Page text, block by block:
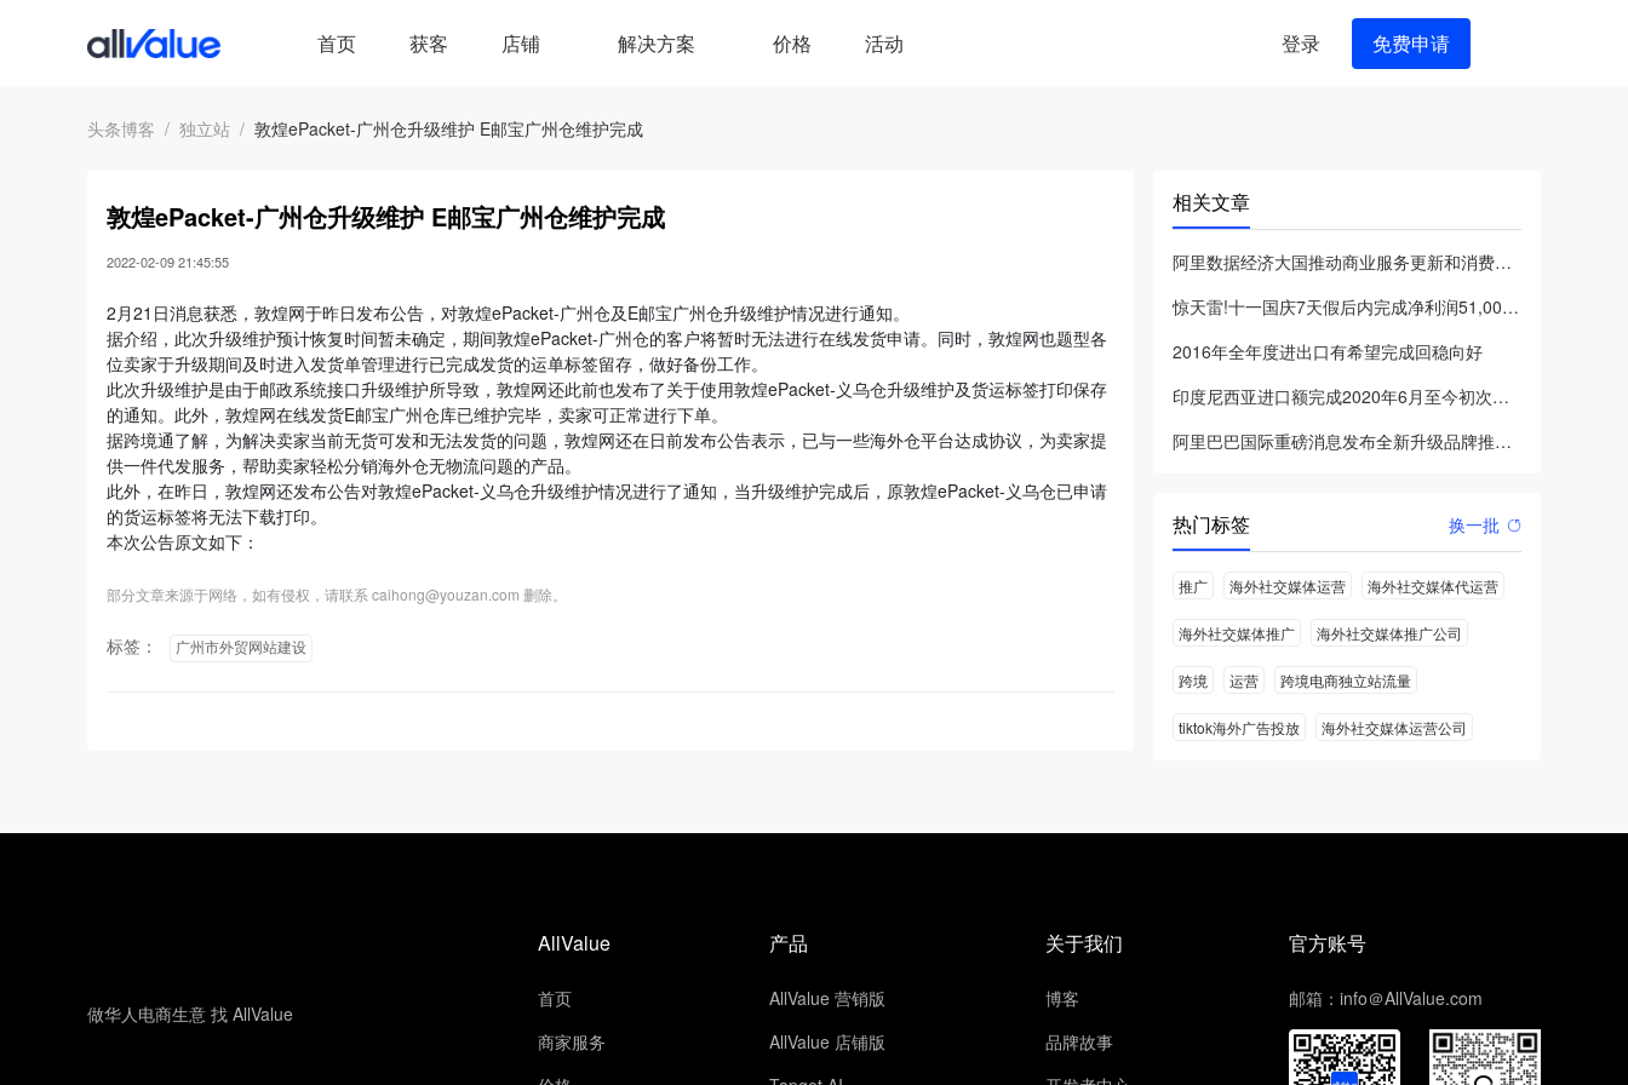
首页 获客 店铺 解决方案 价格 活动 登录 免费申请
头条博客 独立站 敦煌ePacket-广州仓升级维护 E邮宝广州仓维护完成
敦煌ePacket-广州仓升级维护 E邮宝广州仓维护完成
2022-02-09 21:45:55
2月21日消息获悉，敦煌网于昨日发布公告，对敦煌ePacket-广州仓及E邮宝广州仓升级维护情况进行通知。
据介绍，此次升级维护预计恢复时间暂未确定，期间敦煌ePacket-广州仓的客户将暂时无法进行在线发货申请。同时，敦煌网也题型各
位卖家于升级期间及时进入发货单管理进行已完成发货的运单标签留存，做好备份工作。
此次升级维护是由于邮政系统接口升级维护所导致，敦煌网还此前也发布了关于使用敦煌ePacket-义乌仓升级维护及货运标签打印保存
的通知。此外，敦煌网在线发货E邮宝广州仓库已维护完毕，卖家可正常进行下单。
据跨境通了解，为解决卖家当前无货可发和无法发货的问题，敦煌网还在日前发布公告表示，已与一些海外仓平台达成协议，为卖家提
供一件代发服务，帮助卖家轻松分销海外仓无物流问题的产品。
此外，在昨日，敦煌网还发布公告对敦煌ePacket-义乌仓升级维护情况进行了通知，当升级维护完成后，原敦煌ePacket-义乌仓已申请
的货运标签将无法下载打印。
本次公告原文如下：
部分文章来源于网络，如有侵权，请联系 caihong@youzan.com 删除。
标签： 广州市外贸网站建设
相关文章
阿里数据经济大国推动商业服务更新和消费理念升级
惊天雷!十一国庆7天假后内完成净利润51,000万余元,不
2016年全年度进出口有希望完成回稳向好
印度尼西亚进口额完成2020年6月至今初次二位数提高
阿里巴巴国际重磅消息发布全新升级品牌推广IP超级星工号牌,让
热门标签 换一批
推广 海外社交媒体运营 海外社交媒体代运营
海外社交媒体推广 海外社交媒体推广公司
跨境 运营 跨境电商独立站流量
tiktok海外广告投放 海外社交媒体运营公司
做华人电商生意 找 AllValue
AllValue
首页
商家服务
产品
AllValue 营销版
AllValue 店铺版
关于我们
博客
品牌故事
官方账号
邮箱：info＠AllValue.com